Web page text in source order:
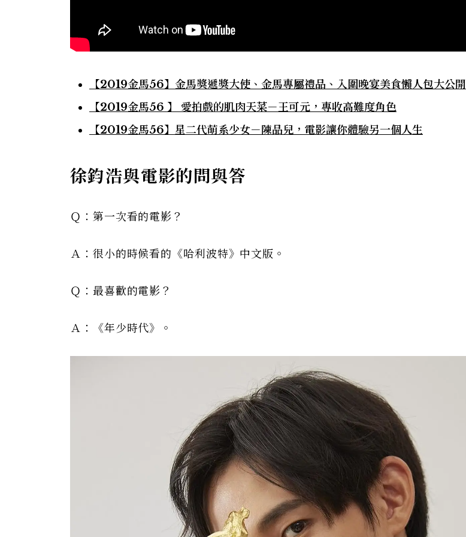
【2019金馬56】金馬獎遞獎大使、金馬專屬禮品、入圍晚宴美食懶人包大公開
【2019金馬56 】 愛拍戲的肌肉天菜－王可元，專收高難度角色
【2019金馬56】星二代萌系少女－陳品兒，電影讓你體驗另一個人生
徐鈞浩與電影的問與答
Ｑ：第一次看的電影？
Ａ：很小的時候看的《哈利波特》中文版。
Ｑ：最喜歡的電影？
Ａ：《年少時代》。